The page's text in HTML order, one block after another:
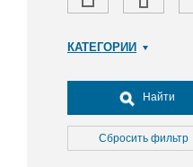
КАТЕГОРИИ
Досуг, туризм и отдых
Культура
Медицина
Найти
Сбросить фильтр